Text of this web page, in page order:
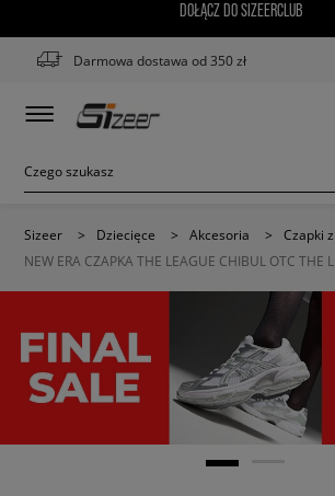
DOŁĄCZ DO SIZEERCLUB
Darmowa dostawa od 350 zł
Sizeer > Dziecięce > Akcesoria > Czapki
NEW ERA CZAPKA THE LEAGUE CHIBUL OTC THE